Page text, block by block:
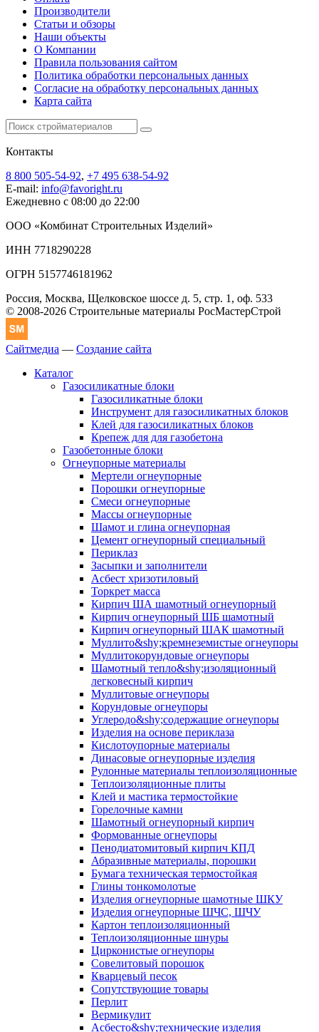
Производители
Статьи и обзоры
Наши объекты
О Компании
Правила пользования сайтом
Политика обработки персональных данных
Согласие на обработку персональных данных
Карта сайта
Контакты
8 800 505-54-92, +7 495 638-54-92
E-mail: info@favoright.ru
Ежедневно с 08:00 до 22:00
ООО «Комбинат Строительных Изделий»
ИНН 7718290228
ОГРН 5157746181962
Россия, Москва, Щелковское шоссе д. 5, стр. 1, оф. 533
© 2008-2026 Строительные материалы РосМастерСтрой
Сайтмедиа — Создание сайта
Каталог
Газосиликатные блоки
Газосиликатные блоки
Инструмент для газосиликатных блоков
Клей для газосиликатных блоков
Крепеж для для газобетона
Газобетонные блоки
Огнеупорные материалы
Мертели огнеупорные
Порошки огнеупорные
Смеси огнеупорные
Массы огнеупорные
Шамот и глина огнеупорная
Цемент огнеупорный специальный
Периклаз
Засыпки и заполнители
Асбест хризотиловый
Торкрет масса
Кирпич ША шамотный огнеупорный
Кирпич огнеупорный ШБ шамотный
Кирпич огнеупорный ШАК шамотный
Муллито&shy;­кремнеземистые огнеупоры
Муллито­корундовые огнеупоры
Шамотный тепло&shy;изоляционный
легковесный кирпич
Муллитовые огнеупоры
Корундовые огнеупоры
Углеродо&shy;содержащие огнеупоры
Изделия на основе периклаза
Кислотоупорные материалы
Динасовые огнеупорные изделия
Рулонные материалы теплоизоляционные
Тепло­изоляционные плиты
Клей и мастика термостойкие
Горелочные камни
Шамотный огнеупорный кирпич
Формованные огнеупоры
Пенодиатомитовый кирпич КПД
Абразивные материалы, порошки
Бумага техническая термостойкая
Глины тонкомолотые
Изделия огнеупорные шамотные ШКУ
Изделия огнеупорные ШЧС, ШЧУ
Картон теплоизоляционный
Теплоизоляционные шнуры
Цирконистые огнеупоры
Совелитовый порошок
Кварцевый песок
Сопутствующие товары
Перлит
Вермикулит
Асбесто&shy;технические изделия